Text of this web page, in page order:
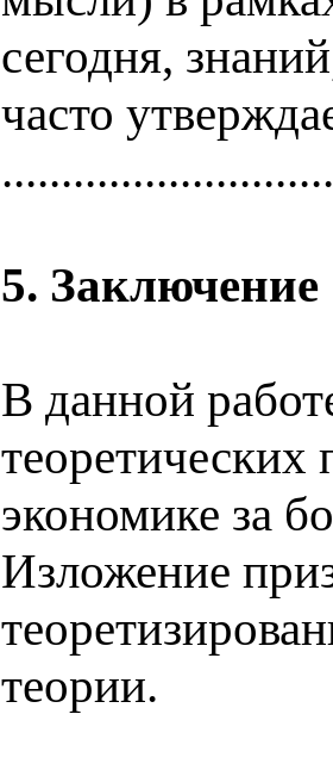
сегодня,
часто
5. Заключение
В данной
экономике за
Изложение
теории.